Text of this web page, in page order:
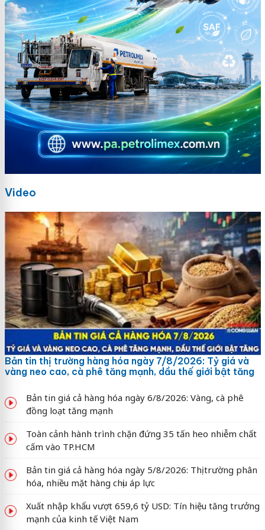
Video
Bản tin thị trường hàng hóa ngày 7/8/2026: Tỷ giá và
vàng neo cao, cà phê tăng mạnh, dầu thế giới bật tăng
Bản tin giá cả hàng hóa ngày 6/8/2026: Vàng, cà phê
đồng loạt tăng mạnh
Toàn cảnh hành trình chặn đứng 35 tấn heo nhiễm chất
cấm vào TP.HCM
Bản tin giá cả hàng hóa ngày 5/8/2026: Thị trường phân
hóa, nhiều mặt hàng chịu áp lực
Xuất nhập khẩu vượt 659,6 tỷ USD: Tín hiệu tăng trưởng
mạnh của kinh tế Việt Nam